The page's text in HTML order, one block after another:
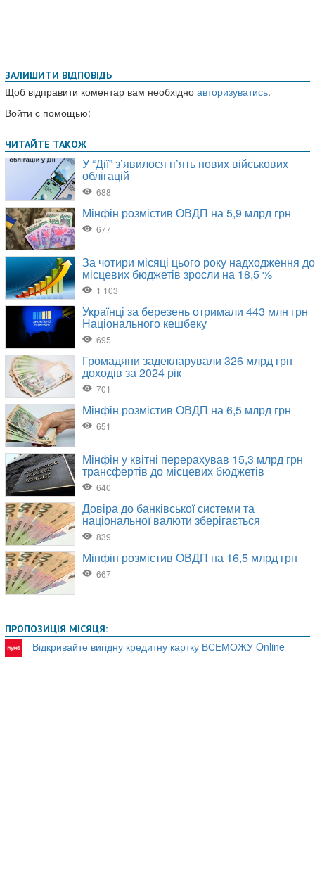
ЗАЛИШИТИ ВІДПОВІДЬ
Щоб відправити коментар вам необхідно авторизуватись.
Войти с помощью:
ПРОПОЗИЦІЯ МІСЯЦЯ:
Відкривайте вигідну кредитну картку ВСЕМОЖУ Online